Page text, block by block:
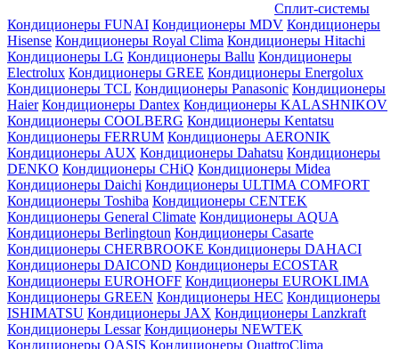
Сплит-системы
Кондиционеры FUNAI Кондиционеры MDV Кондиционеры
Hisense Кондиционеры Royal Clima Кондиционеры Hitachi
Кондиционеры LG Кондиционеры Ballu Кондиционеры
Electrolux Кондиционеры GREE Кондиционеры Energolux
Кондиционеры TCL Кондиционеры Panasonic Кондиционеры
Haier Кондиционеры Dantex Кондиционеры KALASHNIKOV
Кондиционеры СOOLBERG Кондиционеры Kentatsu
Кондиционеры FERRUM Кондиционеры AERONIK
Кондиционеры AUX Кондиционеры Dahatsu Кондиционеры
DENKO Кондиционеры CHiQ Кондиционеры Midea
Кондиционеры Daichi Кондиционеры ULTIMA COMFORT
Кондиционеры Toshiba Кондиционеры CENTEK
Кондиционеры General Climate Кондиционеры AQUA
Кондиционеры Berlingtoun Кондиционеры Casarte
Кондиционеры CHERBROOKE Кондиционеры DAHACI
Кондиционеры DAICOND Кондиционеры ECOSTAR
Кондиционеры EUROHOFF Кондиционеры EUROKLIMA
Кондиционеры GREEN Кондиционеры HEC Кондиционеры
ISHIMATSU Кондиционеры JAX Кондиционеры Lanzkraft
Кондиционеры Lessar Кондиционеры NEWTEK
Кондиционеры OASIS Кондиционеры QuattroClima